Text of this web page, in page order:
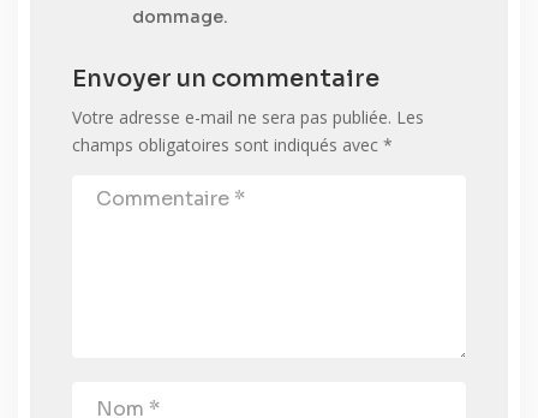
dommage.
Envoyer un commentaire
Votre adresse e-mail ne sera pas publiée. Les
champs obligatoires sont indiqués avec *